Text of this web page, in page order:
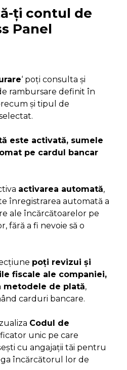
ți contul de
Panel
‘ poți consulta și
rambursare definit în
și tipul de
este activată, sumele
pe cardul bancar
activarea automată,
înregistrarea automată a
ale încărcătoarelor pe
fără a fi nevoie să o
poți revizui și
fiscale ale companiei,
metodele de plată,
carduri bancare.
Codul de
unic pe care
cu angajații tăi pentru
încărcătorul lor de